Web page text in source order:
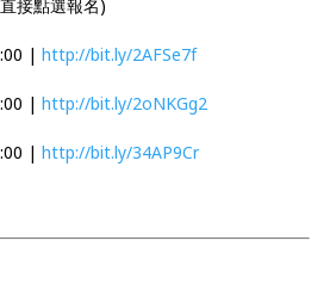
接點選報名)
|http://bit.ly/2AFSe7f
|http://bit.ly/2oNKGg2
|http://bit.ly/34AP9Cr